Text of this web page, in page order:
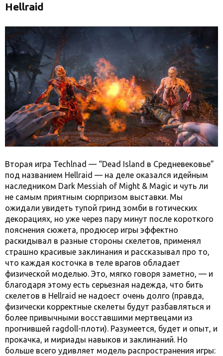
Hellraid
Вторая игра Techlnad — “Dead Island в Средневековье”
под названием Hellraid — на деле оказался идейным
наследником Dark Messiah of Might & Magic и чуть ли
не самым приятным сюрпризом выставки. Мы
ожидали увидеть тупой гринд зомби в готических
декорациях, но уже через пару минут после короткого
пояснения сюжета, продюсер игры эффектно
раскидывал в разные стороны скелетов, применял
страшно красивые заклинания и рассказывал про то,
что каждая косточка в теле врагов обладает
физической моделью. Это, мягко говоря заметно, — и
благодаря этому есть серьезная надежда, что бить
скелетов в Hellraid не надоест очень долго (правда,
физически корректные скелеты будут разбавляться и
более привычными восставшими мертвецами из
прогнившей ragdoll-плоти). Разумеется, будет и опыт, и
прокачка, и мириады навыков и заклинаний. Но
больше всего удивляет модель распространения игры: